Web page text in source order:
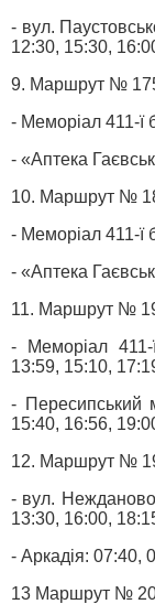
- вул.
12:30, 15:30,
9. Маршрут №
- Меморіал 411-ї
- «Аптека
10. Маршрут №
- Меморіал 411-ї
- «Аптека
11. Маршрут №
- Меморіал 411-
13:59, 15:10,
- Пересипський
15:40, 16:56,
12. Маршрут №
- вул.
13:30, 16:00,
- Аркадія: 07:40,
13 Маршрут №